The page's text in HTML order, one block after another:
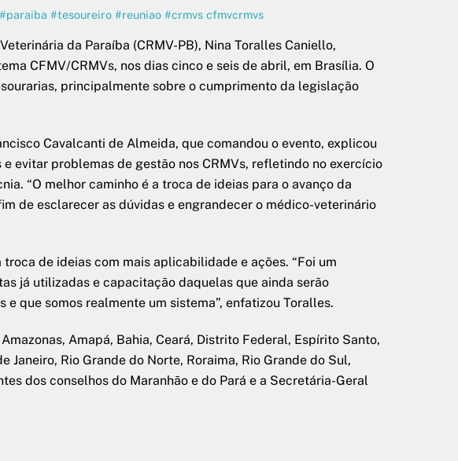
#tesoureiro #reuniao #crmvs cfmvcrmvs
da Paraíba (CRMV-PB), Nina Toralles Caniello,
CFMV/CRMVs, nos dias cinco e seis de abril, em Brasília. O
principalmente sobre o cumprimento da legislação
Cavalcanti de Almeida, que comandou o evento, explicou
evitar problemas de gestão nos CRMVs, refletindo no exercício
“O melhor caminho é a troca de ideias para o avanço da
de esclarecer as dúvidas e engrandecer o médico-veterinário
de ideias com mais aplicabilidade e ações. “Foi um
já utilizadas e capacitação daquelas que ainda serão
que somos realmente um sistema”, enfatizou Toralles.
Amapá, Bahia, Ceará, Distrito Federal, Espírito Santo,
Janeiro, Rio Grande do Norte, Roraima, Rio Grande do Sul,
dos conselhos do Maranhão e do Pará e a Secretária-Geral